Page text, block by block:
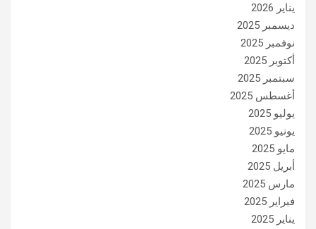
يناير 2026
ديسمبر 2025
نوفمبر 2025
أكتوبر 2025
سبتمبر 2025
أغسطس 2025
يوليو 2025
يونيو 2025
مايو 2025
أبريل 2025
مارس 2025
فبراير 2025
يناير 2025